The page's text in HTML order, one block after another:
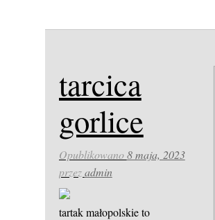
tarcica
gorlice
Opublikowano8 maja, 2023
przezadmin
tartak małopolskie to